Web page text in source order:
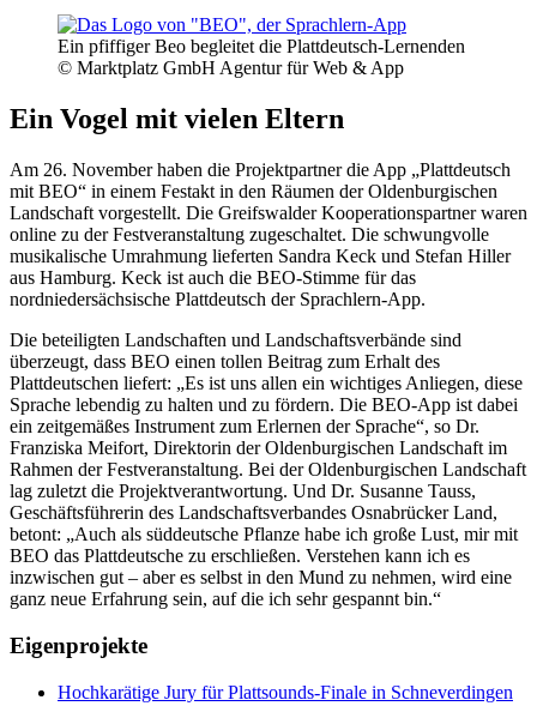
Ein pfiffiger Beo begleitet die Plattdeutsch-Lernenden
© Marktplatz GmbH Agentur für Web & App
Ein Vogel mit vielen Eltern
Am 26. November haben die Projektpartner die App „Plattdeutsch
mit BEO“ in einem Festakt in den Räumen der Oldenburgischen
Landschaft vorgestellt. Die Greifswalder Kooperationspartner waren
online zu der Festveranstaltung zugeschaltet. Die schwungvolle
musikalische Umrahmung lieferten Sandra Keck und Stefan Hiller
aus Hamburg. Keck ist auch die BEO-Stimme für das
nordniedersächsische Plattdeutsch der Sprachlern-App.
Die beteiligten Landschaften und Landschaftsverbände sind
überzeugt, dass BEO einen tollen Beitrag zum Erhalt des
Plattdeutschen liefert: „Es ist uns allen ein wichtiges Anliegen, diese
Sprache lebendig zu halten und zu fördern. Die BEO-App ist dabei
ein zeitgemäßes Instrument zum Erlernen der Sprache“, so Dr.
Franziska Meifort, Direktorin der Oldenburgischen Landschaft im
Rahmen der Festveranstaltung. Bei der Oldenburgischen Landschaft
lag zuletzt die Projektverantwortung. Und Dr. Susanne Tauss,
Geschäftsführerin des Landschaftsverbandes Osnabrücker Land,
betont: „Auch als süddeutsche Pflanze habe ich große Lust, mir mit
BEO das Plattdeutsche zu erschließen. Verstehen kann ich es
inzwischen gut – aber es selbst in den Mund zu nehmen, wird eine
ganz neue Erfahrung sein, auf die ich sehr gespannt bin.“
Eigenprojekte
Hochkarätige Jury für Plattsounds-Finale in Schneverdingen